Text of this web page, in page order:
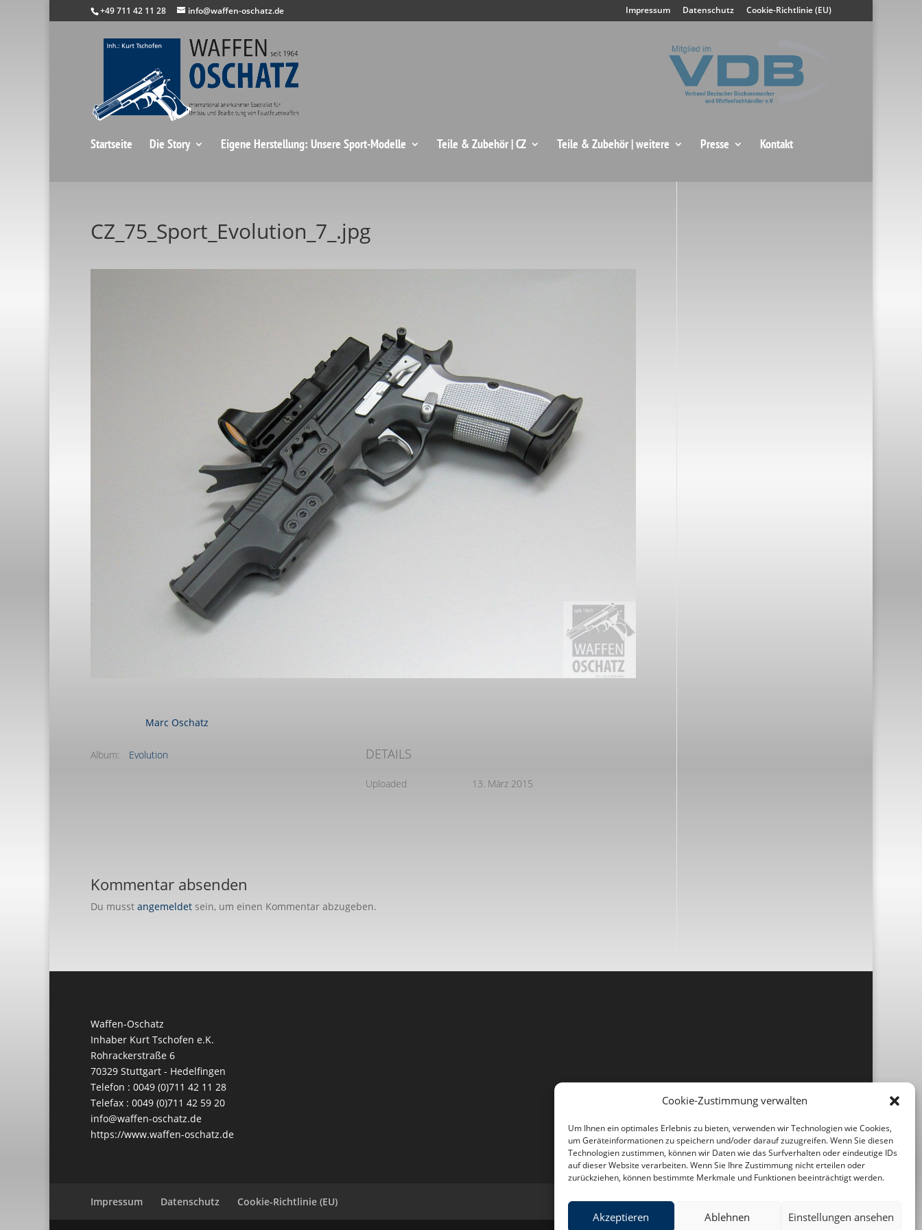
Cookie-Zustimmung verwalten
Um Ihnen ein optimales Erlebnis zu bieten, verwenden wir Technologien wie Cookies,
um Geräteinformationen zu speichern und/oder darauf zuzugreifen. Wenn Sie diesen
Technologien zustimmen, können wir Daten wie das Surfverhalten oder eindeutige IDs
auf dieser Website verarbeiten. Wenn Sie Ihre Zustimmung nicht erteilen oder
zurückziehen, können bestimmte Merkmale und Funktionen beeinträchtigt werden.
Akzeptieren Ablehnen Einstellungen ansehen
+49 711 42 11 28 info@waffen-oschatz.de Impressum Datenschutz Cookie-Richtlinie (EU)
Startseite Die Story Eigene Herstellung: Unsere Sport-Modelle Teile & Zubehör | CZ Teile & Zubehör | weitere Presse Kontakt
CZ_75_Sport_Evolution_7_.jpg
Marc Oschatz
Album: Evolution DETAILS
Uploaded 13. März 2015
Kommentar absenden
Du musst angemeldet sein, um einen Kommentar abzugeben.
Waffen-Oschatz
Inhaber Kurt Tschofen e.K.
Rohrackerstraße 6
70329 Stuttgart - Hedelfingen
Telefon : 0049 (0)711 42 11 28
Telefax : 0049 (0)711 42 59 20
info@waffen-oschatz.de
https://www.waffen-oschatz.de
Impressum Datenschutz Cookie-Richtlinie (EU)